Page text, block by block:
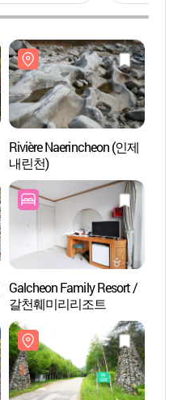
Rivière Naerincheon (인제
내린천)
Galcheon Family Resort /
갈천훼미리리조트